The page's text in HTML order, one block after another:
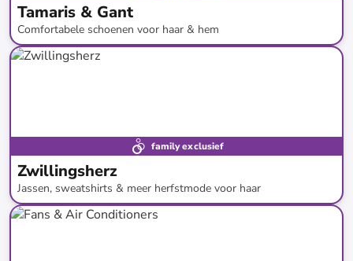
Tamaris & Gant
Comfortabele schoenen voor haar & hem
tot-49%*
family exclusief
Zwillingsherz
Jassen, sweatshirts & meer herfstmode voor haar
tot- 71 %*